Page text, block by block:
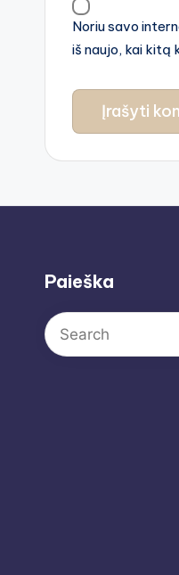
Noriu savo
iš naujo, kai kitą
Paieška